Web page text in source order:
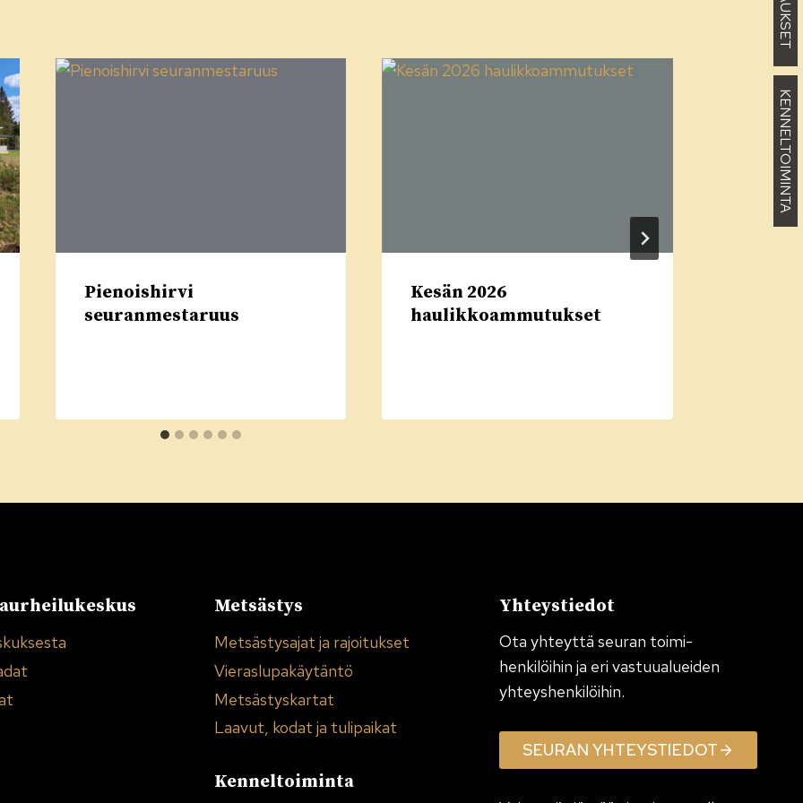
KENNELTOIMINTA
Pienoishirvi
seuranmestaruus
Kesän 2026
haulikkoammutukset
Metsästys
Metsästysajat ja rajoitukset
Vieraslupakäytäntö
Metsästyskartat
Laavut, kodat ja tulipaikat
Kenneltoiminta
Yhteystiedot
Ota yhteyttä seuran toimi­
henkilöihin ja eri vastuualueiden
yhteyshenkilöihin.
SEURAN YHTEYSTIEDOT